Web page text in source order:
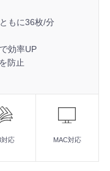
もに36枚/分
効率UP
防止
もに36枚/分
防止
対応 MAC対応